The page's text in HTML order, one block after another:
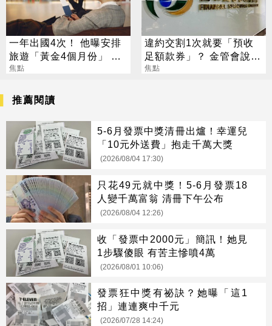
一年出國4次！ 他曝安排
旅遊「黃金4個月份」 卡
對整年活在期待中
焦點
違約交割1次就要「預收
足額款券」？ 金管會說話
了
焦點
推薦閱讀
5-6月發票中獎清冊出爐！幸運兒
「10元外送費」抱走千萬大獎
(2026/08/04 17:30)
只花49元就中獎！5-6月發票18
人變千萬富翁 清冊下午公布
(2026/08/04 12:26)
收「發票中2000元」簡訊！她見
1步驟傻眼 有苦主慘噴4萬
(2026/08/01 10:06)
發票狂中獎有祕訣？她曝「這1
招」連連爽中千元
(2026/07/28 14:24)